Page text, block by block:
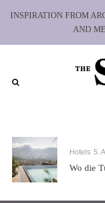
INSPIRATION FROM
AND
Hotels 5.
Wo die